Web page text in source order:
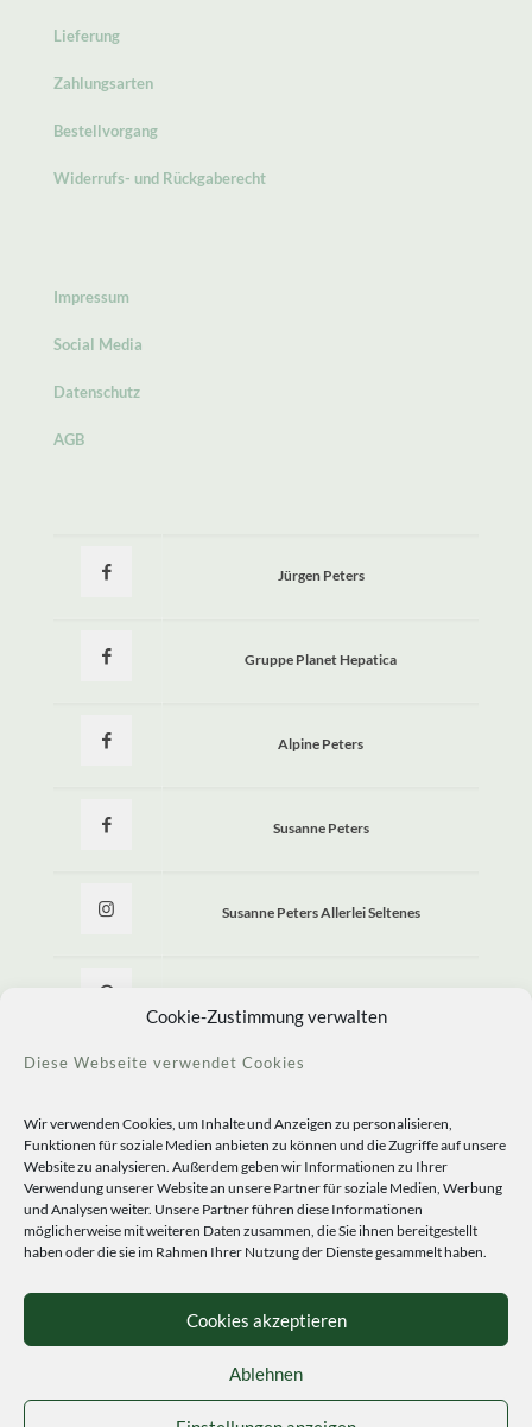
Cookie-Zustimmung verwalten
Diese Webseite verwendet Cookies
Wir verwenden Cookies, um Inhalte und Anzeigen zu personalisieren,
Funktionen für soziale Medien anbieten zu können und die Zugriffe auf unsere
Website zu analysieren. Außerdem geben wir Informationen zu Ihrer
Verwendung unserer Website an unsere Partner für soziale Medien, Werbung
und Analysen weiter. Unsere Partner führen diese Informationen
möglicherweise mit weiteren Daten zusammen, die Sie ihnen bereitgestellt
haben oder die sie im Rahmen Ihrer Nutzung der Dienste gesammelt haben.
Cookies akzeptieren
Ablehnen
Lieferung
Zahlungsarten
Bestellvorgang
Widerrufs- und Rückgaberecht
Impressum
Social Media
Datenschutz
AGB
Jürgen Peters
Gruppe Planet Hepatica
Alpine Peters
Susanne Peters
Susanne Peters Allerlei Seltenes